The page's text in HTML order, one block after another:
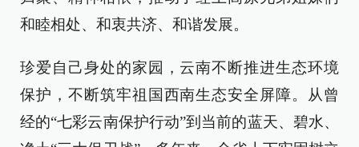
和睦相处、和衷共济、和谐发展。
珍爱自己身处的家园，云南不断推进生态环境
保护，不断筑牢祖国西南生态安全屏障。从曾
经的“七彩云南保护行动”到当前的蓝天、碧水、